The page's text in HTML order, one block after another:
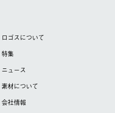
ロゴスについて
特集
ニュース
素材について
会社情報